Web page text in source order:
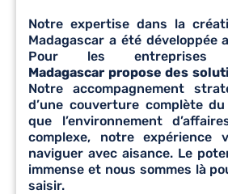
Notre expertise dans la
Madagascar a été développée
Pour les entreprises
Madagascar propose des
Notre accompagnement
d’une couverture complète
que l’environnement
complexe, notre expérience
naviguer avec aisance. Le
immense et nous sommes là
saisir.